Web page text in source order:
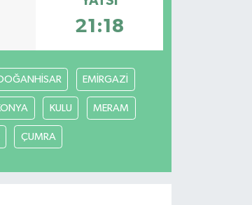
21:18
EMİRGAZİ
KULU MERAM
ÇUMRA